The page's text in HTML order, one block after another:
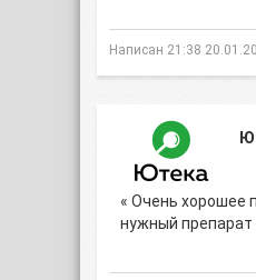
Написан 21:38
« Очень хорошее
нужный препарат